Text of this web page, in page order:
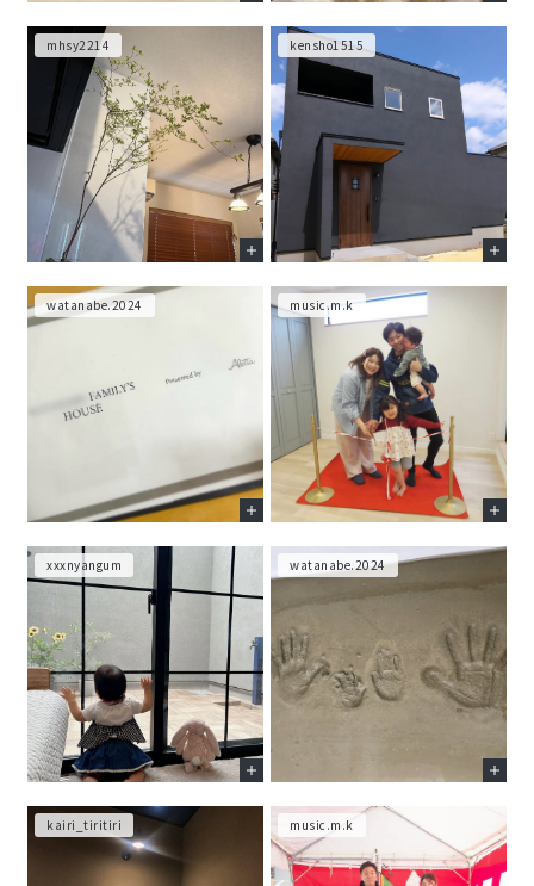
mhsy2214 kensho1515
watanabe.2024 music.m.k
xxxnyangum watanabe.2024
kairi_tiritiri music.m.k